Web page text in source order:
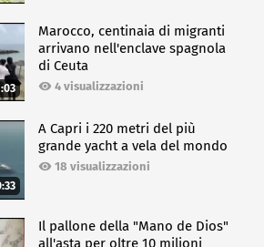
Marocco, centinaia di migranti
arrivano nell'enclave spagnola
di Ceuta
4 visualizzazioni
A Capri i 220 metri del più
grande yacht a vela del mondo
18 visualizzazioni
Il pallone della "Mano de Dios"
all'asta per oltre 10 milioni